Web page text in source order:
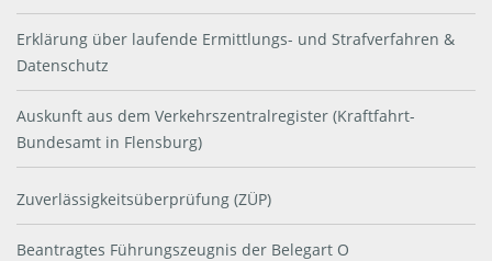
Erklärung über laufende Ermittlungs- und Strafverfahren &
Datenschutz
Auskunft aus dem Verkehrszentralregister (Kraftfahrt-
Bundesamt in Flensburg)
Zuverlässigkeitsüberprüfung (ZÜP)
Beantragtes Führungszeugnis der Belegart O